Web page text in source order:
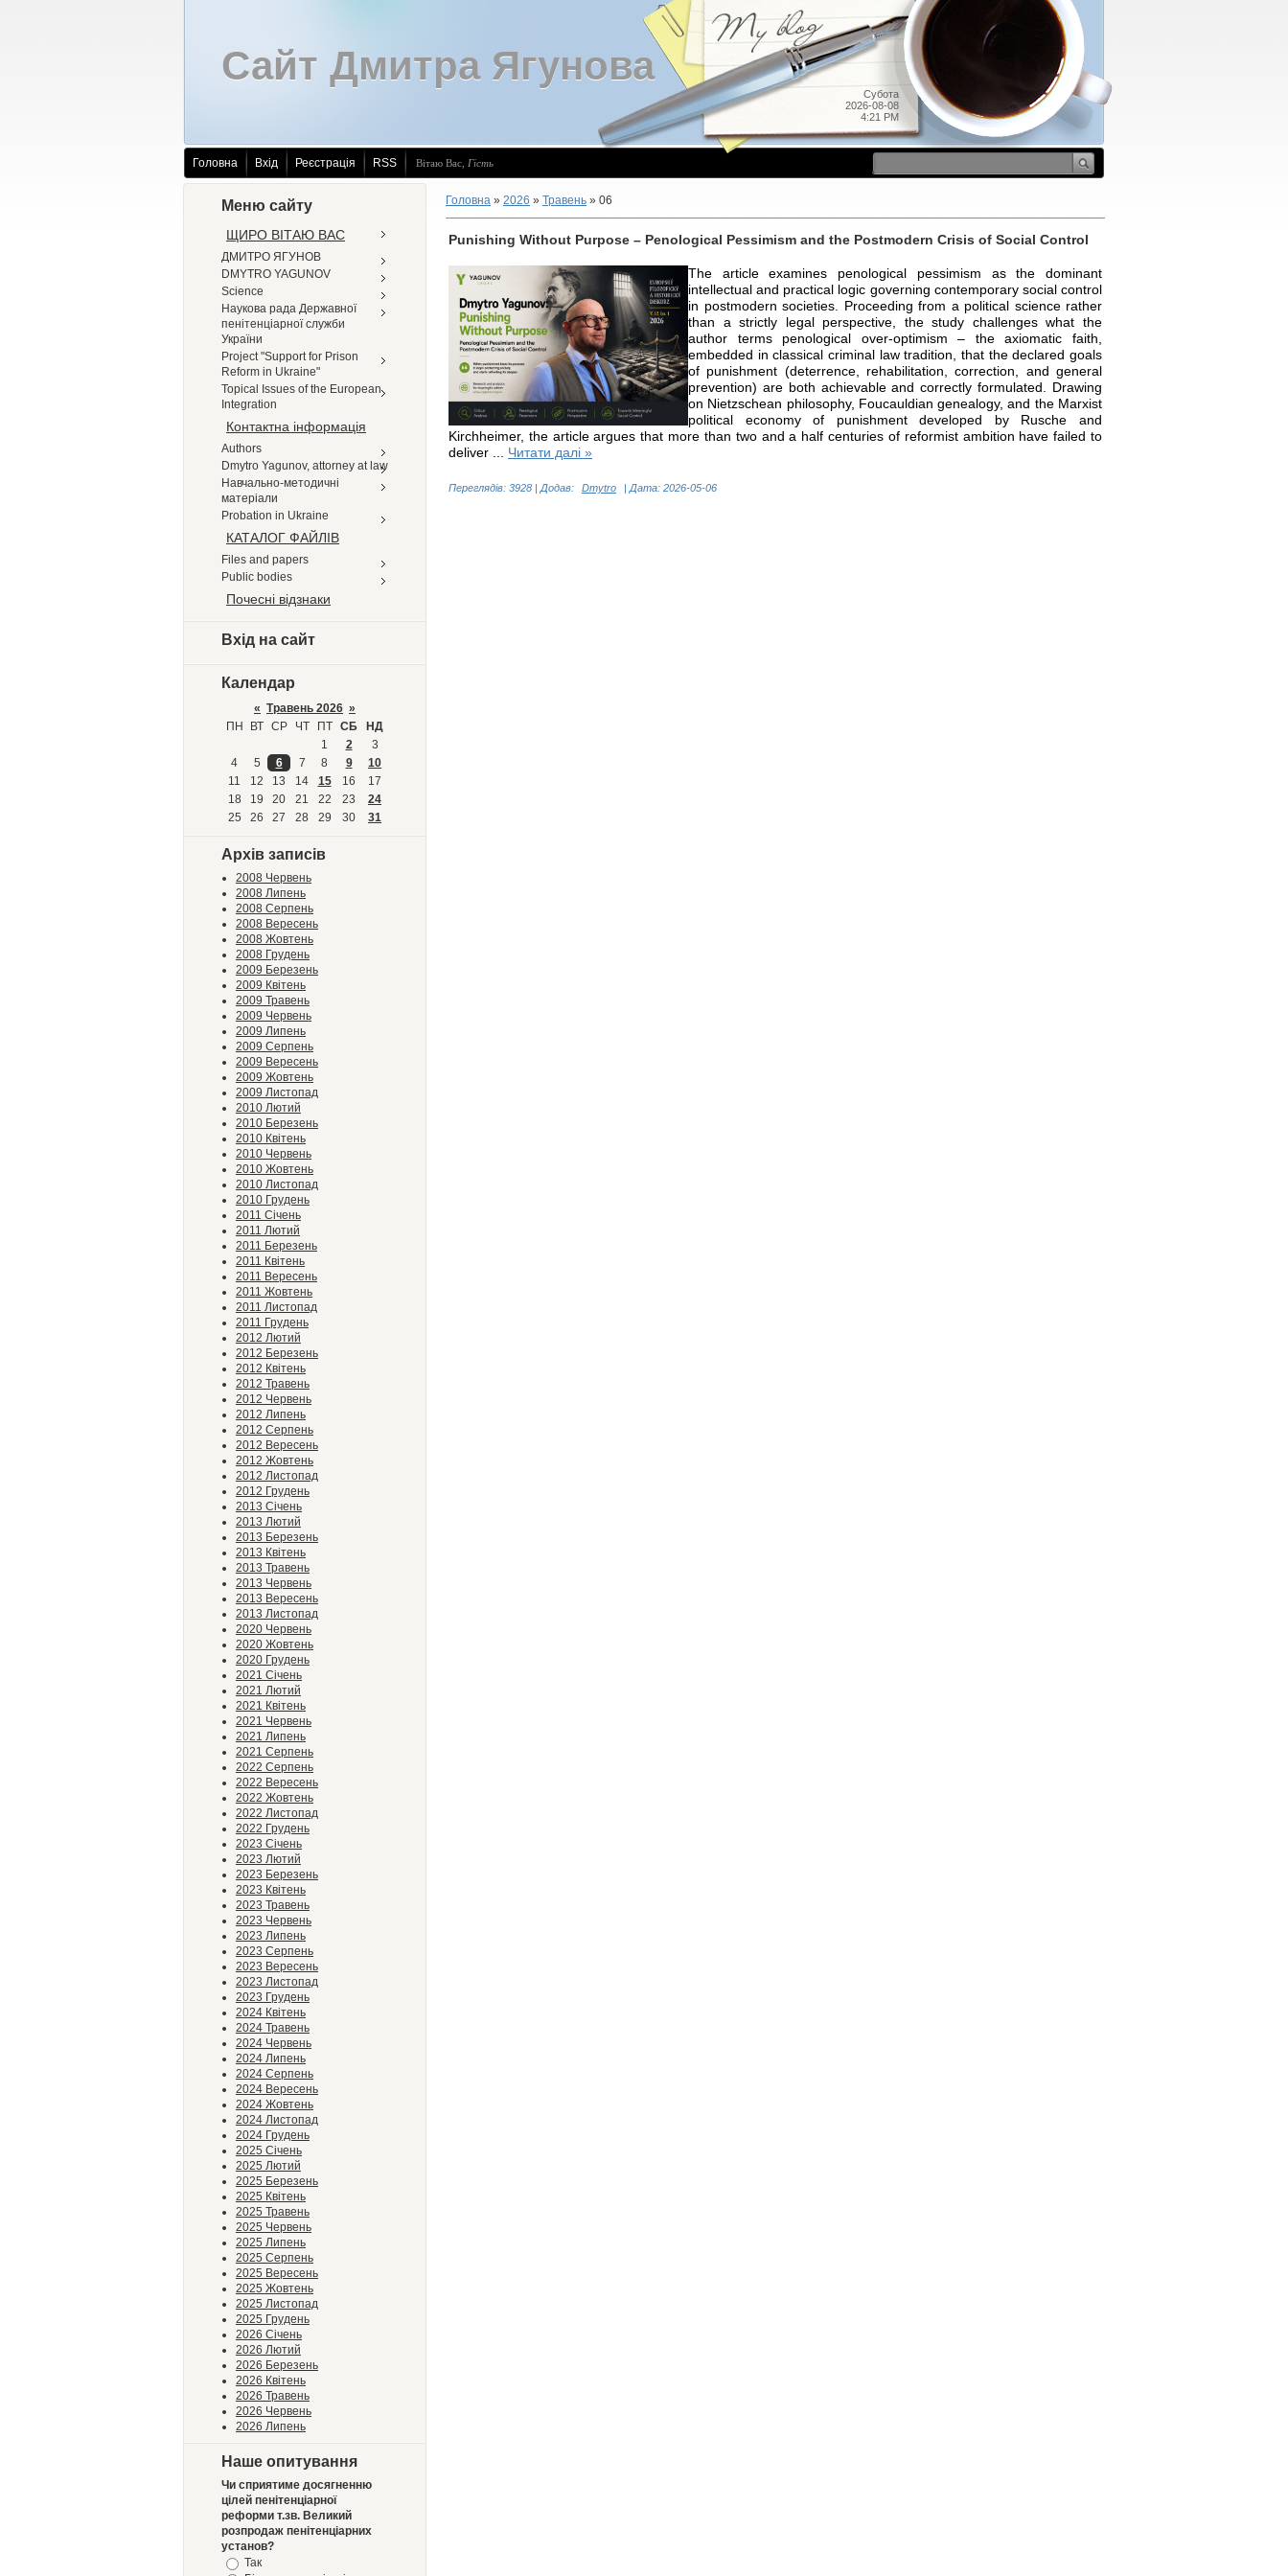
Субота
2026-08-08
4:21 PM
Сайт Дмитра Ягунова
Головна Вхід Реєстрація RSS Вітаю Вас Гість
Меню сайту
ЩИРО ВІТАЮ ВАС
ДМИТРО ЯГУНОВ
DMYTRO YAGUNOV
Science
Наукова рада Державної
пенітенціарної служби
України
Project "Support for Prison
Reform in Ukraine"
Topical Issues of the European
Integration
Контактна інформація
Authors
Dmytro Yagunov, attorney at law
Навчально-методичні
матеріали
Probation in Ukraine
КАТАЛОГ ФАЙЛІВ
Files and papers
Public bodies
Почесні відзнаки
Вхід на сайт
Календар
« Травень 2026 »
ПН
ВТ СР ЧТ ПТ СБ
НД
1
2
3
4
5 6 7 8 9
10
11
12 13 14 15 16
17
18
19 20 21 22 23
24
25
26 27 28 29 30 31
Архів записів
2008 Червень
2008 Липень
2008 Серпень
2008 Вересень
2008 Жовтень
2008 Грудень
2009 Березень
2009 Квітень
2009 Травень
2009 Червень
2009 Липень
2009 Серпень
2009 Вересень
2009 Жовтень
2009 Листопад
2010 Лютий
2010 Березень
2010 Квітень
2010 Червень
2010 Жовтень
2010 Листопад
2010 Грудень
2011 Січень
2011 Лютий
2011 Березень
2011 Квітень
2011 Вересень
2011 Жовтень
2011 Листопад
2011 Грудень
2012 Лютий
2012 Березень
2012 Квітень
2012 Травень
2012 Червень
2012 Липень
2012 Серпень
2012 Вересень
2012 Жовтень
2012 Листопад
2012 Грудень
2013 Січень
2013 Лютий
2013 Березень
2013 Квітень
2013 Травень
2013 Червень
2013 Вересень
2013 Листопад
2020 Червень
2020 Жовтень
2020 Грудень
2021 Січень
2021 Лютий
2021 Квітень
2021 Червень
2021 Липень
2021 Серпень
2022 Серпень
2022 Вересень
2022 Жовтень
2022 Листопад
2022 Грудень
2023 Січень
2023 Лютий
2023 Березень
2023 Квітень
2023 Травень
2023 Червень
2023 Липень
2023 Серпень
2023 Вересень
2023 Листопад
2023 Грудень
2024 Квітень
2024 Травень
2024 Червень
2024 Липень
2024 Серпень
2024 Вересень
2024 Жовтень
2024 Листопад
2024 Грудень
2025 Січень
2025 Лютий
2025 Березень
2025 Квітень
2025 Травень
2025 Червень
2025 Липень
2025 Серпень
2025 Вересень
2025 Жовтень
2025 Листопад
2025 Грудень
2026 Січень
2026 Лютий
2026 Березень
2026 Квітень
2026 Травень
2026 Червень
2026 Липень
Наше опитування
Чи сприятиме досягненню
цілей пенітенціарної
реформи т.зв. Великий
розпродаж пенітенціарних
установ?
Так
Головна » 2026 » Травень » 06
Punishing Without Purpose – Penological Pessimism and the Postmodern Crisis of Social Control
The article examines penological pessimism as the dominant
intellectual and practical logic governing contemporary social control
in postmodern societies. Proceeding from a political science rather
than a strictly legal perspective, the study challenges what the
author terms penological over-optimism – the axiomatic faith,
embedded in classical criminal law tradition, that the declared goals
of punishment (deterrence, rehabilitation, correction, and general
prevention) are both achievable and correctly formulated. Drawing
on Nietzschean philosophy, Foucauldian genealogy, and the Marxist
political economy of punishment developed by Rusche and
Kirchheimer, the article argues that more than two and a half centuries of reformist ambition have failed to
deliver
Читати далі »
Переглядів: 3928 | Додав: Dmytro | Дата: 2026-05-06